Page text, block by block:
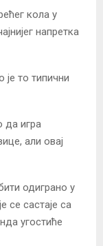
кола у
напретка
је то типични
да игра
али овај
одиграно у
се састаје са
угостиће